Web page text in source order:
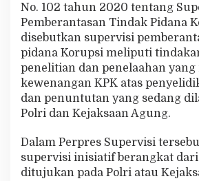
a
s
a
n
y
a
n
g
l
k
u
No. 102 tahun 2020 tentang
Pemberantasan Tindak Pidana
disebutkan supervisi
pidana Korupsi meliputi
penelitian dan penelaahan
kewenangan KPK atas
dan penuntutan yang sedang
Polri dan Kejaksaan Agung.
Dalam Perpres Supervisi
supervisi inisiatif berangkat dari
ditujukan pada Polri atau